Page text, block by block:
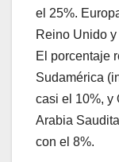
el 25%.
Reino Unido
El porcentaje
Sudamérica
casi el 10%, y
Arabia
con el 8%.